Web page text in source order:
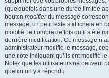
(quelquefois dans une durée limitée
bouton modifierdu message
message, un petit texte s’affichera en
modifié, le nombre de fois qu’il a été
dernière modification. Ce message
administrateur modifie le message,
une note indiquant qu’ils ont modifié
Notez que les utilisateurs ne peuvent
quelqu’un y a répondu.